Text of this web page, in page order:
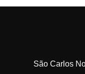
São Carlos